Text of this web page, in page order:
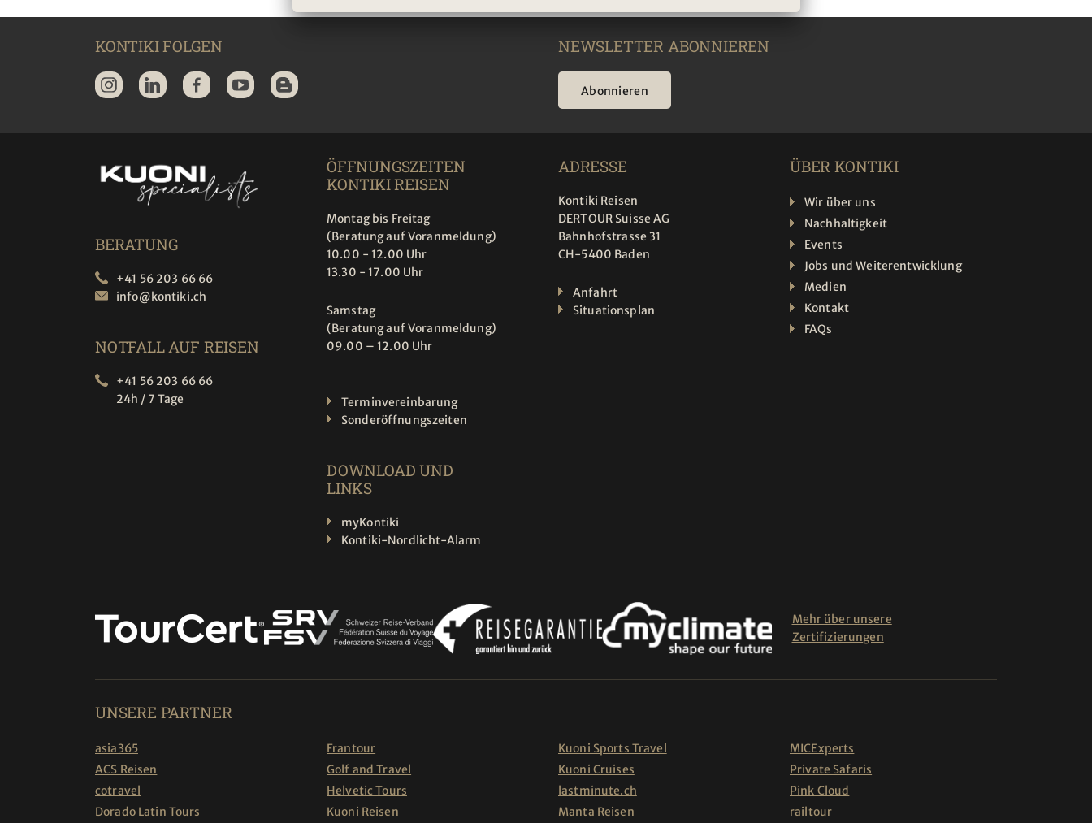
KONTIKI FOLGEN NEWSLETTER ABONNIEREN
Abonnieren
BERATUNG
+41 56 203 66 66
info@kontiki.ch
NOTFALL AUF REISEN
+41 56 203 66 66
24h / 7 Tage
ÖFFNUNGSZEITEN
KONTIKI REISEN
Montag bis Freitag
(Beratung auf Voranmeldung)
10.00 - 12.00 Uhr
13.30 - 17.00 Uhr
Samstag
(Beratung auf Voranmeldung)
09.00 – 12.00 Uhr
Terminvereinbarung
Sonderöffnungszeiten
DOWNLOAD UND
LINKS
myKontiki
Kontiki-Nordlicht-Alarm
ADRESSE
Kontiki Reisen
DERTOUR Suisse AG
Bahnhofstrasse 31
CH-5400 Baden
Anfahrt
Situationsplan
ÜBER KONTIKI
Wir über uns
Nachhaltigkeit
Events
Jobs und Weiterentwicklung
Medien
Kontakt
FAQs
Mehr über unsere
Zertifizierungen
UNSERE PARTNER
asia365
ACS Reisen
cotravel
Dorado Latin Tours
Frantour
Golf and Travel
Helvetic Tours
Kuoni Reisen
Kuoni Sports Travel
Kuoni Cruises
lastminute.ch
Manta Reisen
MICExperts
Private Safaris
Pink Cloud
railtour